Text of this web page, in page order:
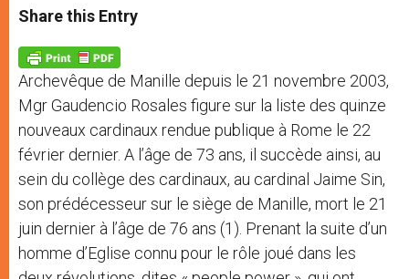
t
s
p
p
s
e
g
e
r
e
b
o
k
Share this Entry
Archevêque de Manille depuis le 21 novembre 2003,
Mgr Gaudencio Rosales figure sur la liste des quinze
nouveaux cardinaux rendue publique à Rome le 22
février dernier. A l’âge de 73 ans, il succède ainsi, au
sein du collège des cardinaux, au cardinal Jaime Sin,
son prédécesseur sur le siège de Manille, mort le 21
juin dernier à l’âge de 76 ans (1). Prenant la suite d’un
homme d’Eglise connu pour le rôle joué dans les